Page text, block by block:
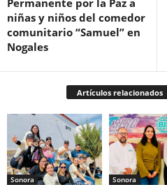
niñas y niños del comedor
comunitario “Samuel” en
Nogales
Artículos relacionados
Sonora Sonora